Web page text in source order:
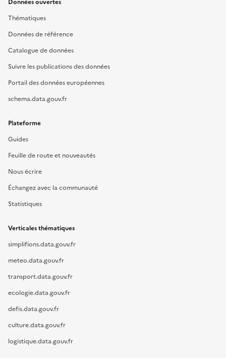
Données ouvertes
Thématiques
Données de référence
Catalogue de données
Suivre les publications des données
Portail des données européennes
schema.data.gouv.fr
Plateforme
Guides
Feuille de route et nouveautés
Nous écrire
Échangez avec la communauté
Statistiques
Verticales thématiques
simplifions.data.gouv.fr
meteo.data.gouv.fr
transport.data.gouv.fr
ecologie.data.gouv.fr
defis.data.gouv.fr
culture.data.gouv.fr
logistique.data.gouv.fr